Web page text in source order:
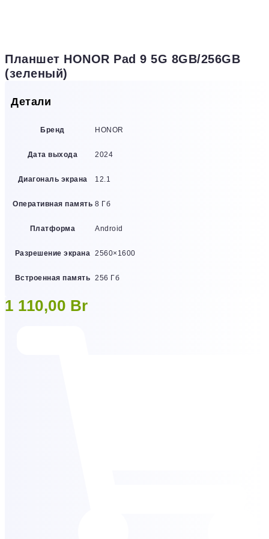
Планшет HONOR Pad 9 5G 8GB/256GB
(зеленый)
Детали
Бренд HONOR
Дата выхода 2024
Диагональ экрана 12.1
Оперативная память 8 Гб
Платформа Android
Разрешение экрана 2560×1600
Встроенная память 256 Гб
1 110,00 Br